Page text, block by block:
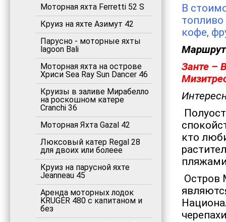
Моторная яхта Ferretti 52 S
Круиз на яхте Азимут 42
Парусно - моторные яхты
lagoon Bali
Моторная яхта на острове
Хриси Sea Ray Sun Dancer 46
Круизы в заливе Мирабелло
на роскошном катере
Cranchi 36
Моторная Яхта Gazal 42
Люксовый катер Regal 28
для двоих или болеее
Круиз на парусной яхте
Jeanneau 45
Аренда моторных лодок
KRUGER 480 с капитаном и
без
В
кофе,
Занте –
кто
Остров